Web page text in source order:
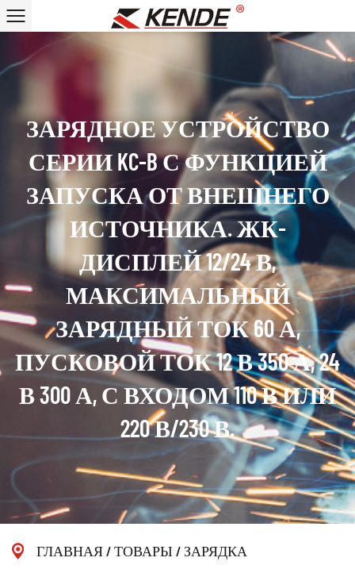
ЗАРЯДНОЕ УСТРОЙСТВО
СЕРИИ KC-B С ФУНКЦИЕЙ
ЗАПУСКА ОТ ВНЕШНЕГО
ИСТОЧНИКА. ЖК-
ДИСПЛЕЙ 12/24 В,
МАКСИМАЛЬНЫЙ
ЗАРЯДНЫЙ ТОК 60 А,
ПУСКОВОЙ ТОК 12 В 350 А, 24
В 300 А, С ВХОДОМ 110 В ИЛИ
220 В/230 В.
ГЛАВНАЯ/ТОВАРЫ /ЗАРЯДКА